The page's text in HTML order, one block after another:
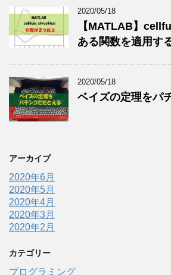
2020/05/18
【MATLAB】
ある関数を適用す
2020/05/18
ベイズの定理をパ
アーカイブ
2020年6月
2020年5月
2020年4月
2020年3月
2020年2月
カテゴリー
プログラミング